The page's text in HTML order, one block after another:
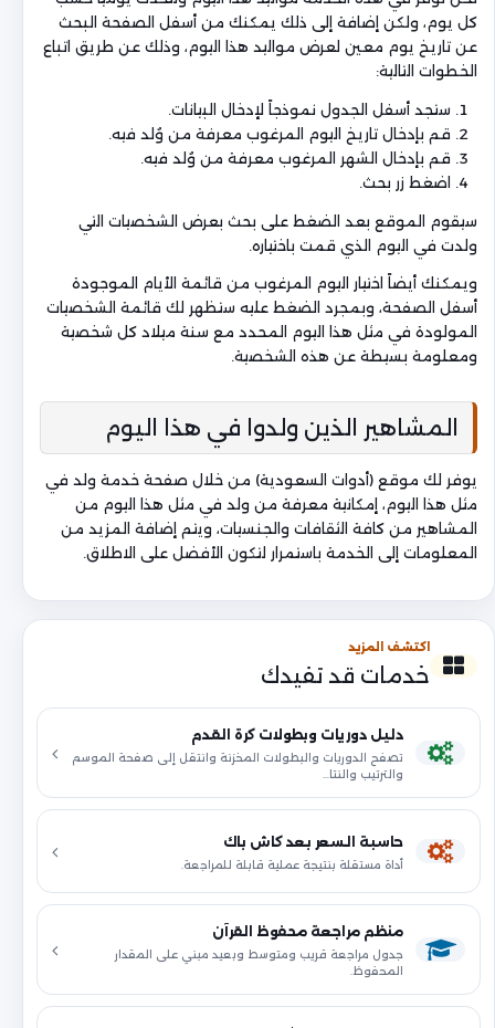
كل يوم، ولكن إضافة إلى ذلك يمكنك من أسفل الصفحة البحث
عن تاريخ يوم معين لعرض مواليد هذا اليوم، وذلك عن طريق اتباع
الخطوات التالية:
ستجد أسفل الجدول نموذجاً لإدخال البيانات.
قم بإدخال تاريخ اليوم المرغوب معرفة من وُلد فيه.
قم بإدخال الشهر المرغوب معرفة من وُلد فيه.
اضغط زر بحث.
سيقوم الموقع بعد الضغط على بحث بعرض الشخصيات التي
ولدت في اليوم الذي قمت باختياره.
ويمكنك أيضاً اختيار اليوم المرغوب من قائمة الأيام الموجودة
أسفل الصفحة، وبمجرد الضغط عليه ستظهر لك قائمة الشخصيات
المولودة في مثل هذا اليوم المحدد مع سنة ميلاد كل شخصية
ومعلومة بسيطة عن هذه الشخصية.
المشاهير الذين ولدوا في هذا اليوم
يوفر لك موقع (أدوات السعودية) من خلال صفحة خدمة ولد في
مثل هذا اليوم، إمكانية معرفة من ولد في مثل هذا اليوم من
المشاهير من كافة الثقافات والجنسيات، ويتم إضافة المزيد من
المعلومات إلى الخدمة باستمرار لتكون الأفضل على الاطلاق.
اكتشف المزيد
خدمات قد تفيدك
دليل دوريات وبطولات كرة القدم
تصفح الدوريات والبطولات المخزنة وانتقل إلى صفحة الموسم
والترتيب والنتا…
حاسبة السعر بعد كاش باك
أداة مستقلة بنتيجة عملية قابلة للمراجعة.
منظم مراجعة محفوظ القرآن
جدول مراجعة قريب ومتوسط وبعيد مبني على المقدار
المحفوظ.